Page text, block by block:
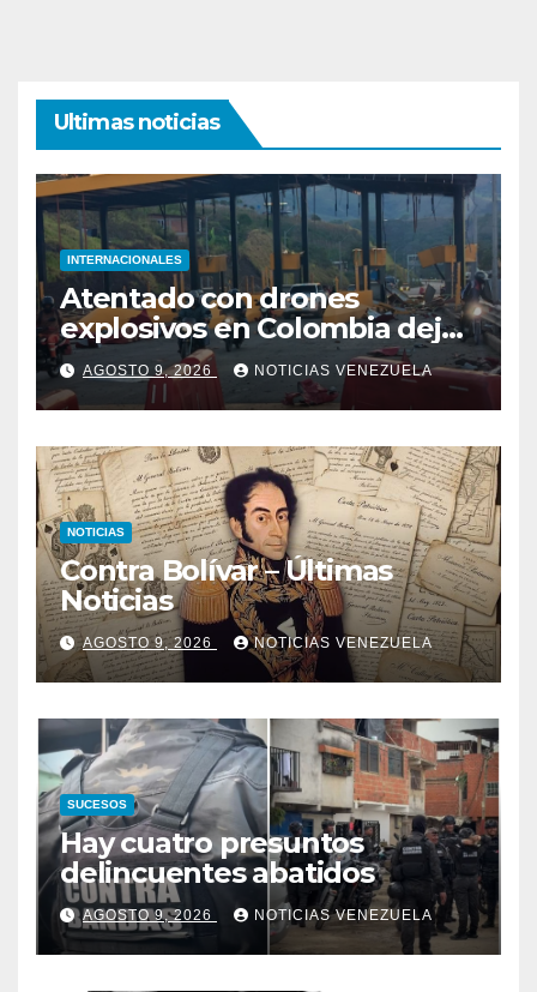
Ultimas noticias
INTERNACIONALES
Atentado con drones
explosivos en Colombia deja
un policía muerto
AGOSTO 9, 2026 NOTICIAS VENEZUELA
NOTICIAS
Contra Bolívar – Últimas
Noticias
AGOSTO 9, 2026 NOTICIAS VENEZUELA
SUCESOS
Hay cuatro presuntos
delincuentes abatidos
AGOSTO 9, 2026 NOTICIAS VENEZUELA